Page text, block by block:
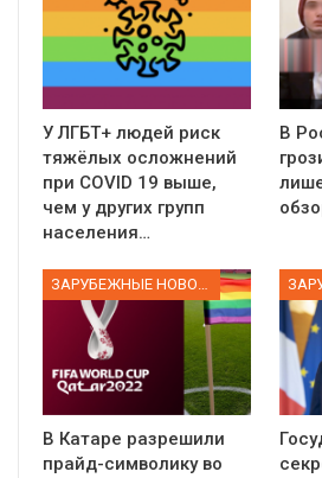
У ЛГБТ+ людей риск
тяжёлых осложнений
при COVID 19 выше,
чем у других групп
населения…
В
В Катаре разрешили
прайд-символику во